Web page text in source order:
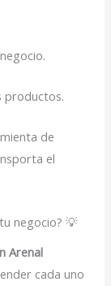
productos.
de
el
negocio? 💡
Arenal
cada uno